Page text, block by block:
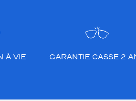
À VIE GARANTIE CASSE 2